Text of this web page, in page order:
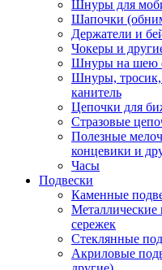
Шнуры для
Шапочки
Держатели и
Чокеры и
Шнуры на шею
Шнуры, тросик,
канитель
Цепочки для
Стразовые
Полезные
концевики и
Часы
Подвески
Каменные
Металлические
сережек
Стеклянные
Акриловые